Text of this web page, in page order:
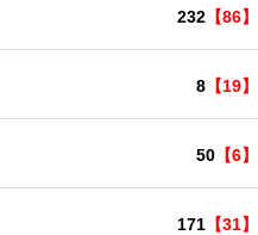
【86】
232
【19】
8
【6】
50
【31】
171